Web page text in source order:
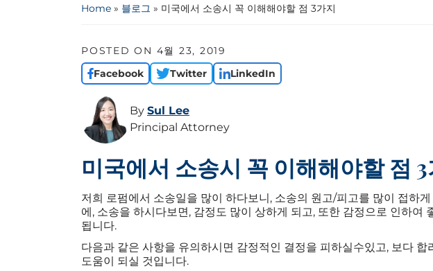
Home » 블로그 » 미국에서 소송시 꼭 이해해야할 점 3가지
POSTED ON 4월 23, 2019
Facebook
Twitter LinkedIn
By Sul Lee
Principal Attorney
미국에서 소송시 꼭 이해해야할 점
저희 로펌에서 소송일을 많이 하다보니, 소송의 원고/피고를 많이 접하
에, 소송을 하시다보면, 감정도 많이 상하게 되고, 또한 감정으로 인하여
됩니다.
다음과 같은 사항을 유의하시면 감정적인 결정을 피하실수있고, 보다 합
도움이 되실 것입니다.